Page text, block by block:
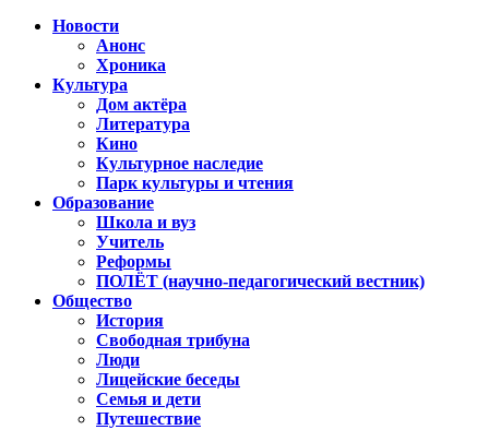
Новости
Анонс
Хроника
Культура
Дом актёра
Литература
Кино
Культурное наследие
Парк культуры и чтения
Образование
Школа и вуз
Учитель
Реформы
ПОЛЁТ (научно-педагогический вестник)
Общество
История
Свободная трибуна
Люди
Лицейские беседы
Семья и дети
Путешествие